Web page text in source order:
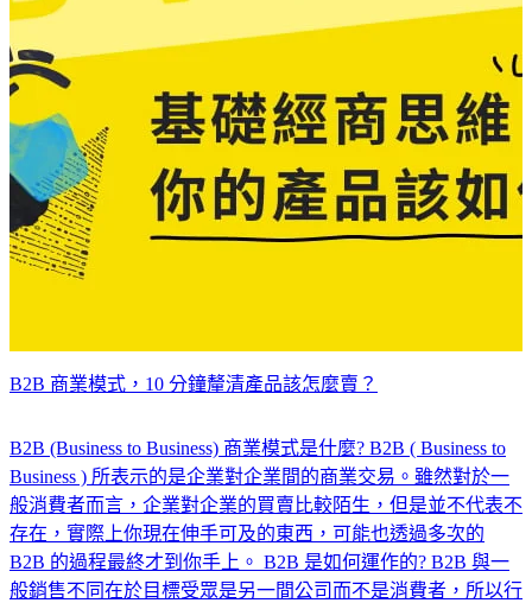
B2B 商業模式，10 分鐘釐清產品該怎麼賣？
B2B (Business to Business) 商業模式是什麼? B2B ( Business to
Business ) 所表示的是企業對企業間的商業交易。雖然對於一
般消費者而言，企業對企業的買賣比較陌生，但是並不代表不
存在，實際上你現在伸手可及的東西，可能也透過多次的
B2B 的過程最終才到你手上。 B2B 是如何運作的? B2B 與一
般銷售不同在於目標受眾是另一間公司而不是消費者，所以行